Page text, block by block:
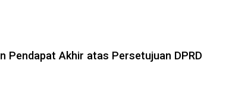
Pendapat Akhir atas Persetujuan DPRD